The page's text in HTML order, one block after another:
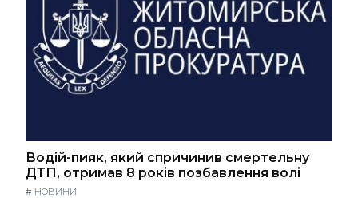
Водій-пияк, який спричинив смертельну
ДТП, отримав 8 років позбавлення волі
# НОВИНИ